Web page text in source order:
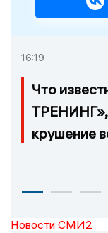
16:19
Что
ТРЕНИНГ»,
крушение
Новости СМИ2